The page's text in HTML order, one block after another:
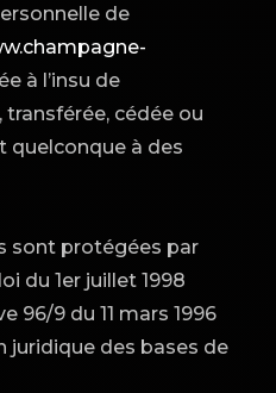
de
à l’insu de
transférée, cédée ou
quelconque à des
sont protégées par
du 1er juillet 1998
96/9 du 11 mars 1996
juridique des bases de